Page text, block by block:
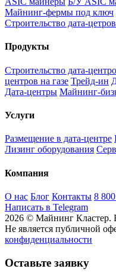
Майнинг-фермы под ключ
Строительство дата-
Продукты
Строительство дата-
центров на газе Трейд-ин
Дата-центры Майнинг-
Услуги
Размещение в дата-центре
Лизинг оборудования
Компания
О нас Блог Контакты 8
Написать в Telegram
2026 © Майнинг Кластер.
Не является публичной
конфиденциальности
Оставьте заявку